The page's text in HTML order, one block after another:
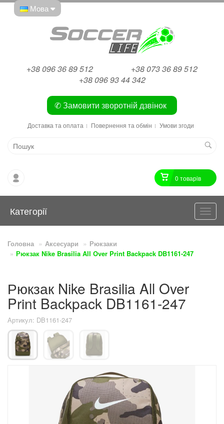
Мова
+38 096 36 89 512
+38 073 36 89 512
+38 096 93 44 342
✆ Замовити зворотній дзвінок
Доставка та оплата Повернення та обмін Умови згоди
0 товарiв
Категорії
Головна Аксесуари
Рюкзаки
Рюкзак Nike Brasilia All Over Print Backpack DB1161-247
Рюкзак Nike Brasilia All Over
Print Backpack DB1161-247
Артикул: DB1161-247